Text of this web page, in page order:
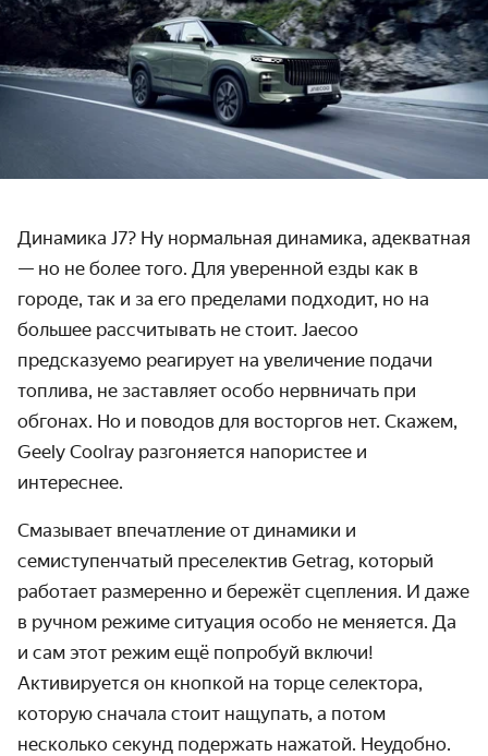
Динамика J7? Ну нормальная динамика, адекватная
— но не более того. Для уверенной езды как в
городе, так и за его пределами подходит, но на
большее рассчитывать не стоит. Jaecoo
предсказуемо реагирует на увеличение подачи
топлива, не заставляет особо нервничать при
обгонах. Но и поводов для восторгов нет. Скажем,
Geely Coolray разгоняется напористее и
интереснее.
Смазывает впечатление от динамики и
семиступенчатый преселектив Getrag, который
работает размеренно и бережёт сцепления. И даже
в ручном режиме ситуация особо не меняется. Да
и сам этот режим ещё попробуй включи!
Активируется он кнопкой на торце селектора,
которую сначала стоит нащупать, а потом
несколько секунд подержать нажатой. Неудобно.